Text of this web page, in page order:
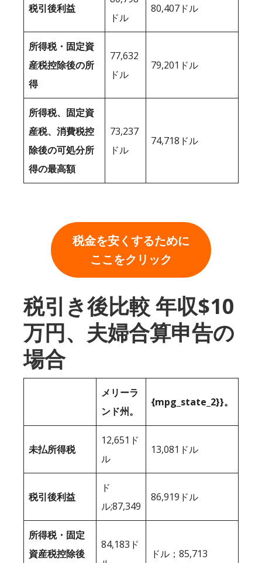
税引後利益
ドル
80,407ドル
所得税・固定資
産税控除後の所
得
77,632
ドル
79,201ドル
所得税、固定資
産税、消費税控
除後の可処分所
得の最高額
73,237
ドル
74,718ドル
税金を安くするために
ここをクリック
税引き後比較 年収$10
万円、夫婦合算申告の
場合
メリーラ
ンド州。
{mpg_state_2}}。
未払所得税
12,651ド
ル
13,081ドル
税引後利益
ド
ル;87,349
86,919ドル
所得税・固定
資産税控除後
84,183ド
ドル；85,713